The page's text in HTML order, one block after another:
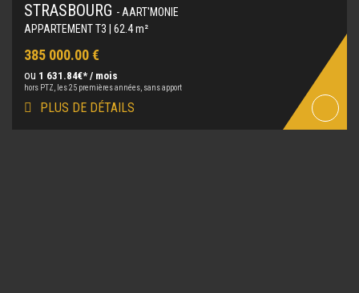
STRASBOURG - AART'MONIE
APPARTEMENT T3 | 62.4 m²
385 000.00 €
ou 1 631.84€* / mois
hors PTZ, les 25 premières années, sans apport
PLUS DE DÉTAILS